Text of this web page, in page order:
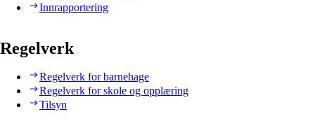
Innrapportering
Regelverk
Regelverk for barnehage
Regelverk for skole og opplæring
Tilsyn